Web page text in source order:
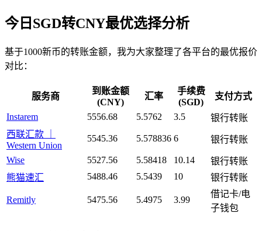
今日SGD转CNY最优选择分析
基于1000新币的转账金额，我为大家整理了各平台的最优报价
对比：
服务商
到账金额
(CNY)
汇率
手续费
(SGD)
支付方式
Instarem 5556.68 5.5762 3.5
银行转账
西联汇款 ｜
Western Union
5545.36 5.578836 6 银行转账
Wise 5527.56 5.58418 10.14
银行转账
熊猫速汇
5488.46 5.5439 10 银行转账
Remitly 5475.56 5.4975 3.99
借记卡/电
子钱包